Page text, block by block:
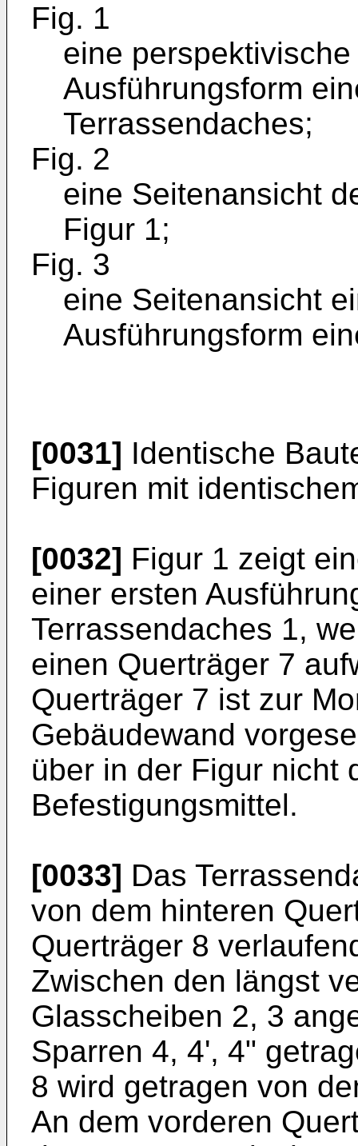
Fig. 1
eine
Ausführungsform
Terrassendaches;
Fig. 2
eine Seitenansicht
Figur 1;
Fig. 3
eine Seitenansicht
Ausführungsform
[0031] Identische
Figuren mit
[0032] Figur 1 zeigt
einer ersten
Terrassendaches 1,
einen Querträger 7
Querträger 7 ist zur
Gebäudewand
über in der Figur nicht
Befestigungsmittel.
[0033] Das
von dem hinteren
Querträger 8
Zwischen den längst
Glasscheiben 2, 3
Sparren 4, 4', 4"
8 wird getragen von
An dem vorderen